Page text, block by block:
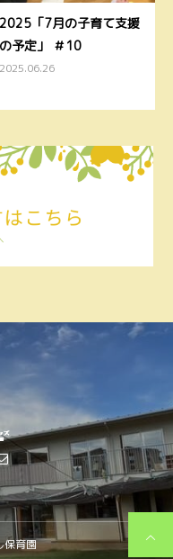
2025「7月の子育て支援
の予定」 ＃10
2025.06.26
育園